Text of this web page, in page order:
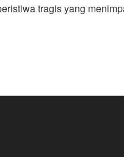
tragis yang